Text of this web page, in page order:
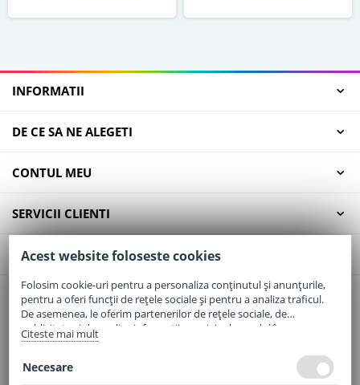
INFORMATII
DE CE SA NE ALEGETI
CONTUL MEU
SERVICII CLIENTI
CONTACT
Email:office@elaptepraf.ro
Telefon:0745-964-449
Adresa:Sos. Borsului, Nr. 20, Oradea, Jud. Bihor
Acest website foloseste cookies
Folosim cookie-uri pentru a personaliza conținutul și anunțurile,
pentru a oferi funcții de rețele sociale și pentru a analiza traficul.
De asemenea, le oferim partenerilor de rețele sociale, de
publicitate și de analize informații cu privire la modul în care
folosiți site-ul nostru. Aceștia le pot combina cu alte informații
Citeste mai mult
Necesare